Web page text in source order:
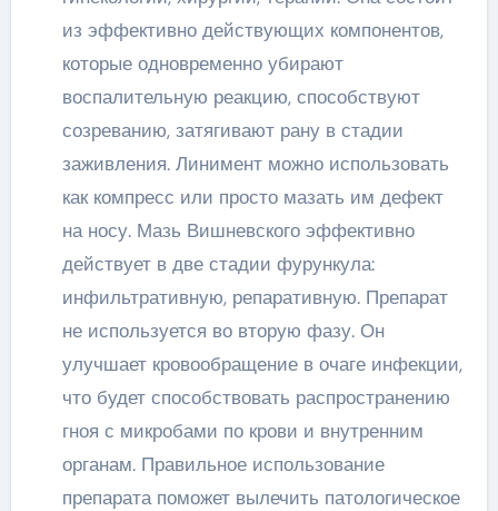
из эффективно действующих компонентов,
которые одновременно убирают
воспалительную реакцию, способствуют
созреванию, затягивают рану в стадии
заживления. Линимент можно использовать
как компресс или просто мазать им дефект
на носу. Мазь Вишневского эффективно
действует в две стадии фурункула:
инфильтративную, репаративную. Препарат
не используется во вторую фазу. Он
улучшает кровообращение в очаге инфекции,
что будет способствовать распространению
гноя с микробами по крови и внутренним
органам. Правильное использование
препарата поможет вылечить патологическое